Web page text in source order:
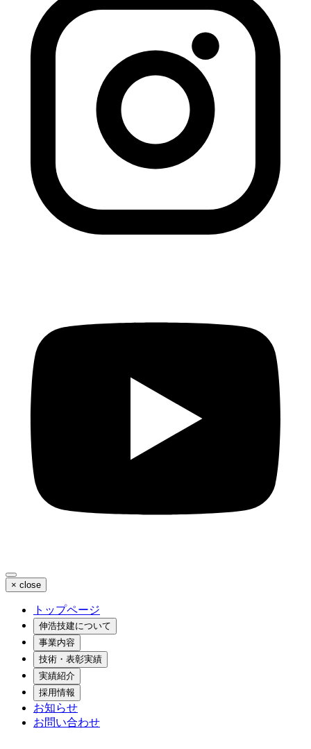
× close
トップページ
伸浩技建について
事業内容
技術・表彰実績
実績紹介
採用情報
お知らせ
お問い合わせ